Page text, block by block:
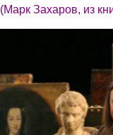
(Марк Захаров, из